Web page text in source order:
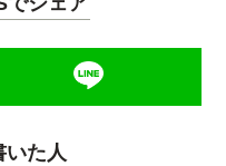
いた人